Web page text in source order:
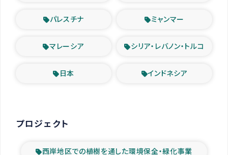
パレスチナ ミャンマー
マレーシア シリア・レバノン・トルコ
日本 インドネシア
プロジェクト
西岸地区での植樹を通した環境保全・緑化事業